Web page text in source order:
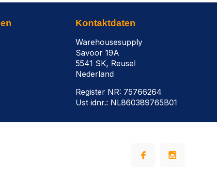
Kontaktdaten
Warehousesupply
Savoor 19A
5541 SK, Reusel
Nederland
Register NR: 75766264
Ust idnr.: NL860389765B01